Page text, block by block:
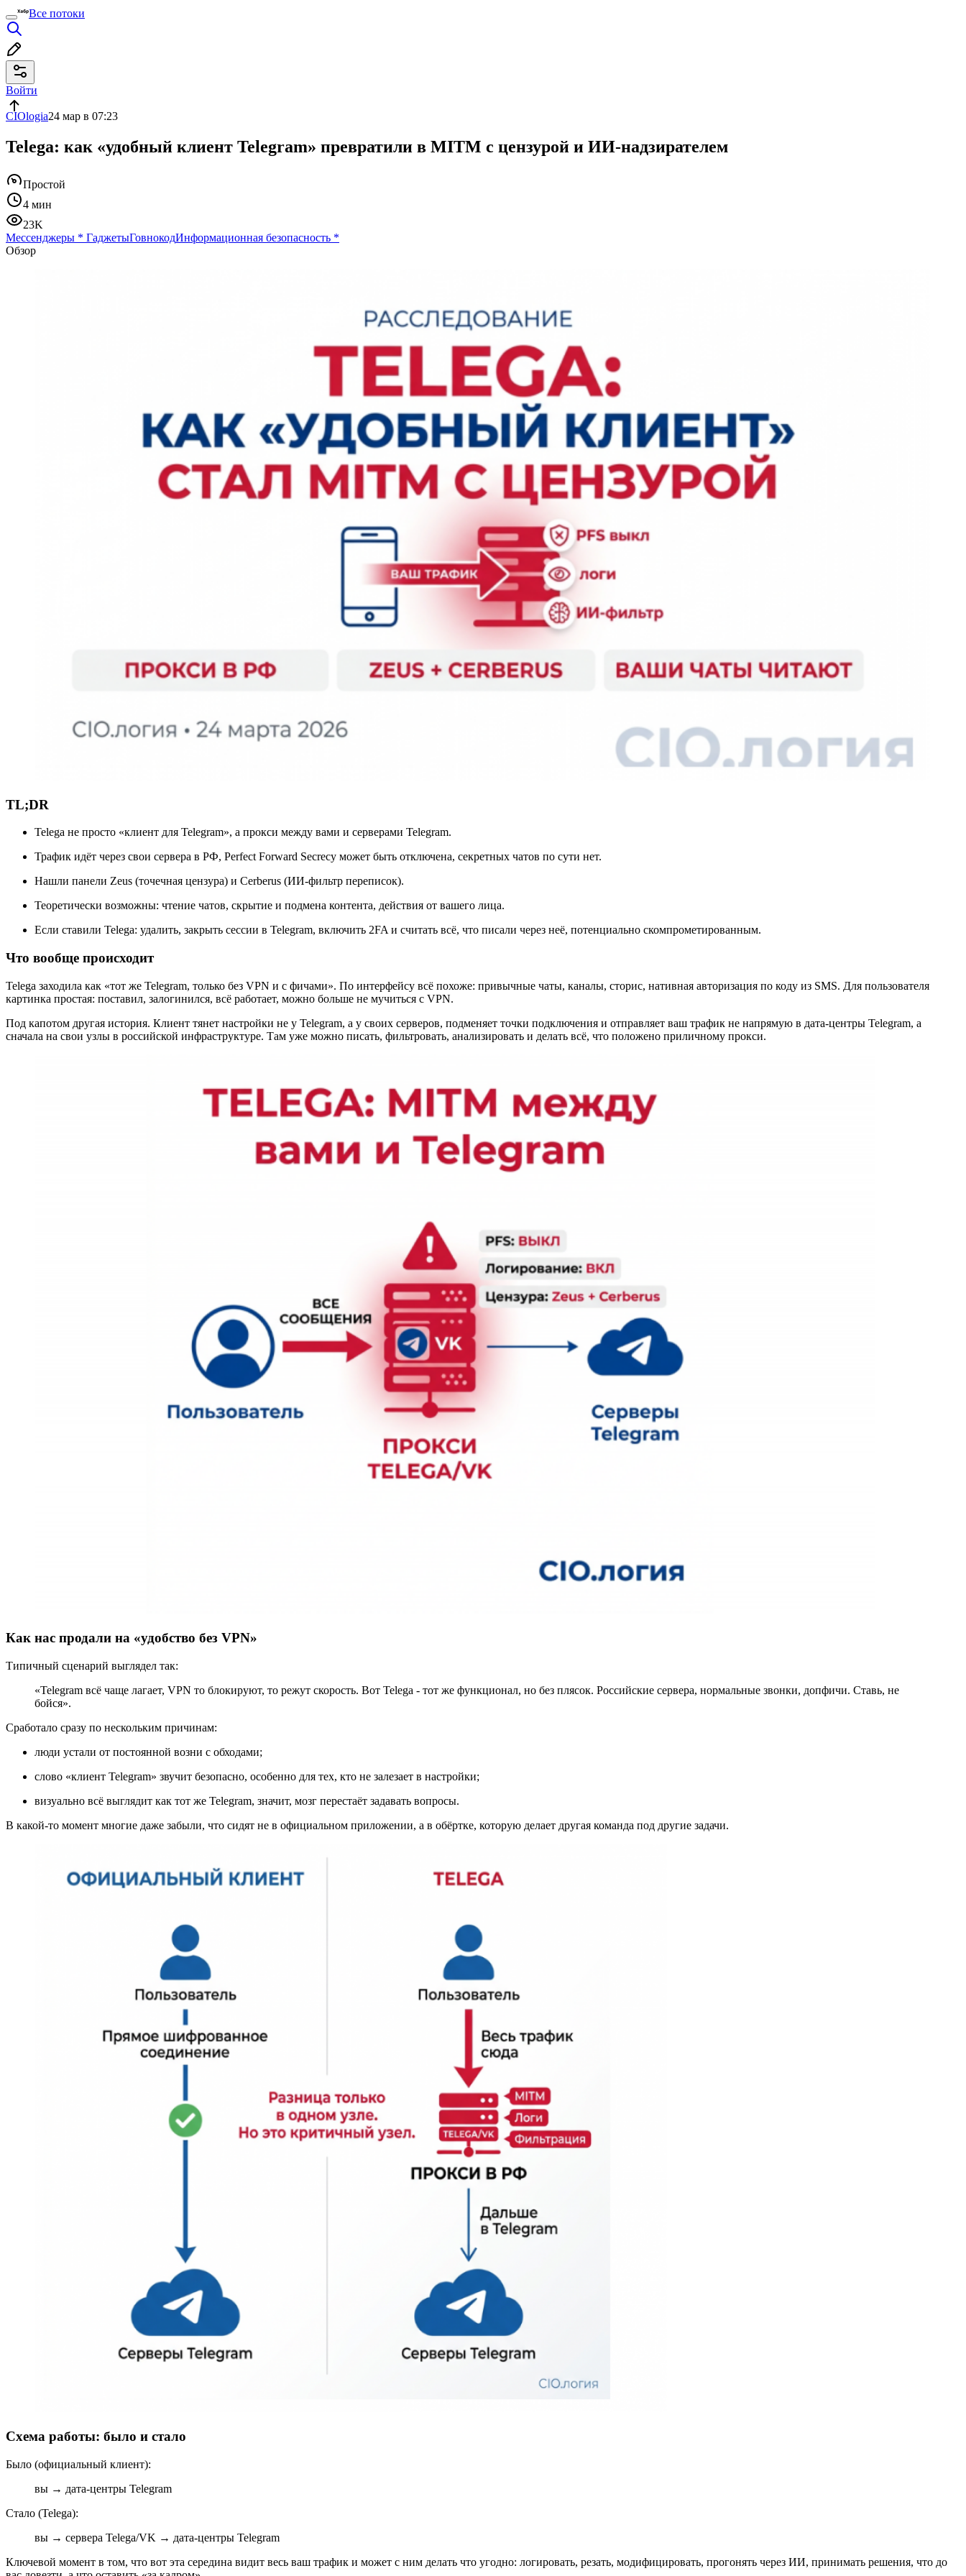
Все потоки
Войти
CIOlogia24 мар в 07:23
Telega: как «удобный клиент Telegram» превратили в MITM с цензурой и ИИ-надзирателем
Простой
4 мин
23K
Мессенджеры * ГаджетыГовнокодИнформационная безопасность *
Обзор
TL;DR
Telega не просто «клиент для Telegram», а прокси между вами и серверами Telegram.
Трафик идёт через свои сервера в РФ, Perfect Forward Secrecy может быть отключена, секретных чатов по сути нет.
Нашли панели Zeus (точечная цензура) и Cerberus (ИИ-фильтр переписок).
Теоретически возможны: чтение чатов, скрытие и подмена контента, действия от вашего лица.
Если ставили Telega: удалить, закрыть сессии в Telegram, включить 2FA и считать всё, что писали через неё, потенциально скомпрометированным.
Что вообще происходит
Telega заходила как «тот же Telegram, только без VPN и с фичами». По интерфейсу всё похоже: привычные чаты, каналы, сторис, нативная авторизация по коду из SMS. Для пользователя
картинка простая: поставил, залогинился, всё работает, можно больше не мучиться с VPN.
Под капотом другая история. Клиент тянет настройки не у Telegram, а у своих серверов, подменяет точки подключения и отправляет ваш трафик не напрямую в дата-центры Telegram, а
сначала на свои узлы в российской инфраструктуре. Там уже можно писать, фильтровать, анализировать и делать всё, что положено приличному прокси.
Как нас продали на «удобство без VPN»
Типичный сценарий выглядел так:
«Telegram всё чаще лагает, VPN то блокируют, то режут скорость. Вот Telega - тот же функционал, но без плясок. Российские сервера, нормальные звонки, допфичи. Ставь, не
бойся».
Сработало сразу по нескольким причинам:
люди устали от постоянной возни с обходами;
слово «клиент Telegram» звучит безопасно, особенно для тех, кто не залезает в настройки;
визуально всё выглядит как тот же Telegram, значит, мозг перестаёт задавать вопросы.
В какой-то момент многие даже забыли, что сидят не в официальном приложении, а в обёртке, которую делает другая команда под другие задачи.
Схема работы: было и стало
Было (официальный клиент):
вы → дата-центры Telegram
Стало (Telega):
вы → сервера Telega/VK → дата-центры Telegram
Ключевой момент в том, что вот эта середина видит весь ваш трафик и может с ним делать что угодно: логировать, резать, модифицировать, прогонять через ИИ, принимать решения, что до